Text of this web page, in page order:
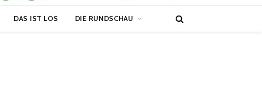
DAS IST LOS DIE RUNDSCHAU